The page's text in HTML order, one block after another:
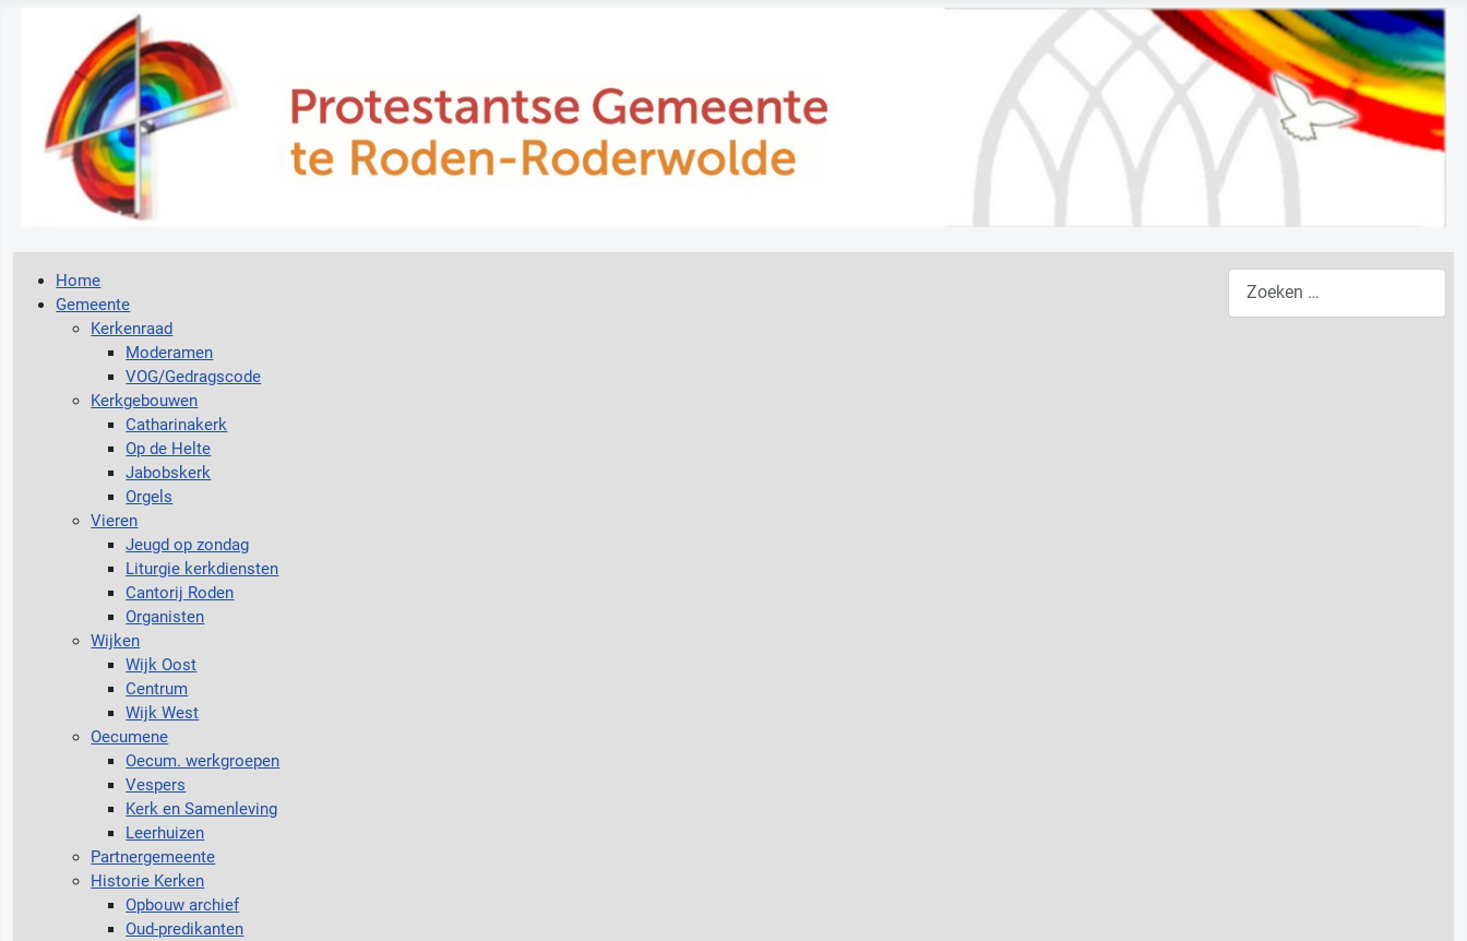
Home
Gemeente
Kerkenraad
Moderamen
VOG/Gedragscode
Kerkgebouwen
Catharinakerk
Op de Helte
Jabobskerk
Orgels
Vieren
Jeugd op zondag
Liturgie kerkdiensten
Cantorij Roden
Organisten
Wijken
Wijk Oost
Centrum
Wijk West
Oecumene
Oecum. werkgroepen
Vespers
Kerk en Samenleving
Leerhuizen
Partnergemeente
Historie Kerken
Opbouw archief
Oud-predikanten